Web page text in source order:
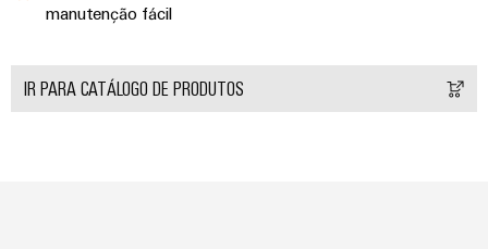
manutenção fácil
IR PARA CATÁLOGO DE PRODUTOS